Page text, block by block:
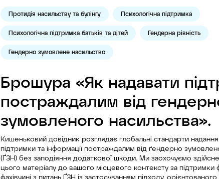
Протидія насильству та булінгу Психологічна підтримка
Психологічна підтримка батьків та дітей Гендерна рівність
Гендерно зумовлене насильство
Брошура «Як надавати
постраждалим від
зумовленого насильства».
Кишеньковий довідник розглядає глобальні стандарти
підтримки та інформації постраждалим від ґендерно
(ҐЗН) без заподіяння додаткової шкоди. Ми заохочуємо
цього матеріалу до вашого місцевого контексту за підтримки
фахівчині з питань ҐЗН із застосуванням підходу, орієнтованого